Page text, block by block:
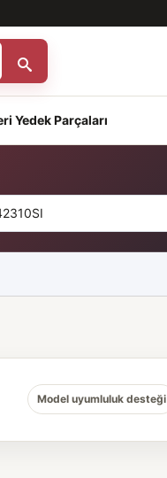
Yedek Parçaları
Model uyumluluk desteği